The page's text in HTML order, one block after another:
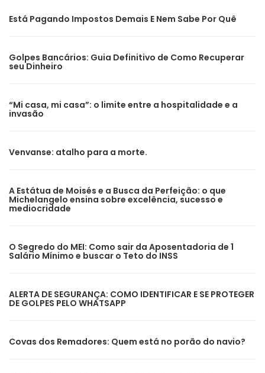
Está Pagando Impostos Demais E Nem Sabe Por Quê
Golpes Bancários: Guia Definitivo de Como Recuperar
seu Dinheiro
“Mi casa, mi casa”: o limite entre a hospitalidade e a
invasão
Venvanse: atalho para a morte.
A Estátua de Moisés e a Busca da Perfeição: o que
Michelangelo ensina sobre excelência, sucesso e
mediocridade
O Segredo do MEI: Como sair da Aposentadoria de 1
Salário Mínimo e buscar o Teto do INSS
ALERTA DE SEGURANÇA: COMO IDENTIFICAR E SE PROTEGER
DE GOLPES PELO WHATSAPP
Covas dos Remadores: Quem está no porão do navio?